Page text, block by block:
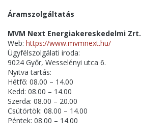
Áramszolgáltatás
MVM Next Energiakereskedelmi Zrt.
Web: https://www.mvmnext.hu/
Ügyfélszolgálati iroda:
9024 Győr, Wesselényi utca 6.
Nyitva tartás:
Hétfő: 08.00 – 14.00
Kedd: 08.00 – 14.00
Szerda: 08.00 – 20.00
Csütörtök: 08.00 – 14.00
Péntek: 08.00 – 14.00